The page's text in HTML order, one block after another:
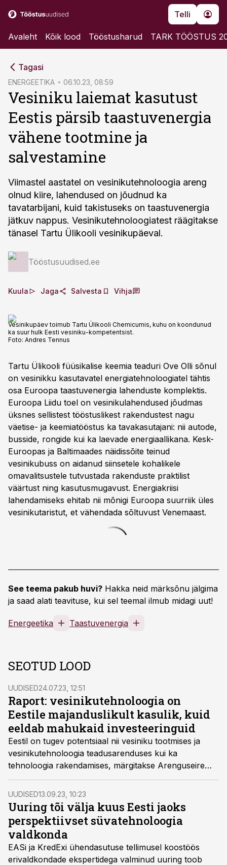
Telli
Avaleht Kõik lood Tööstusharud TARK TÖÖSTUS
Tagasi
ENERGEETIKA 06.10.23, 08:59
Vesiniku laiemat kasutust
Eestis pärsib taastuvenergia
vähene tootmine ja
salvestamine
Viimastel aastatel on vesinikutehnoloogia areng
olnud kiire, lahendused on jõudnud ka
tavatarbijani, kuid takistuseks on taastuvenergia
jätkuv nappus. Vesinikutehnoloogiatest räägitakse
tänasel Tartu Ülikooli vesinikupäeval.
Tööstusuudised.ee
Kuula Jaga Salvesta Vihja
Vesinikupäev toimub Tartu Ülikooli Chemicumis, kuhu on koondunud
ka suur hulk Eesti vesiniku-kompetentsist.
Foto: Andres Tennus
Tartu Ülikooli füüsikalise keemia teaduri Ove Olli sõnul
on vesinikku kasutavatel energiatehnoloogiatel tähtis
osa Euroopa taastuvenergia lahenduste komplektis.
Euroopa Liidu toel on vesinikulahendused jõudmas
üksnes sellistest tööstuslikest rakendustest nagu
väetise- ja keemiatööstus ka tavakasutajani: nii autode,
busside, rongide kui ka laevade energiaallikana. Kesk-
Euroopas ja Baltimaades näidissõite teinud
vesinikubuss on aidanud siinsetele kohalikele
omavalitsustele tutvustada rakenduste praktilist
väärtust ning kasutusmugavust. Energiakriisi
lahendamiseks ehitab nii mõnigi Euroopa suurriik üles
vesinikutaristut, et vähendada sõltuvust Venemaast.
See teema pakub huvi? Hakka neid märksõnu jälgima
ja saad alati teavituse, kui sel teemal ilmub midagi uut!
Energeetika Taastuvenergia
SEOTUD LOOD
UUDISED24.07.23, 12:51
Raport: vesinikutehnoloogia on
Eestile majanduslikult kasulik, kuid
eeldab mahukaid investeeringuid
Eestil on tugev potentsiaal nii vesiniku tootmises ja
vesinikutehnoloogia teadusarenduses kui ka
tehnoloogia rakendamises, märgitakse Arenguseire
Keskuse koostatud lühiraportis “Vesinikutehnoloogia
hetkeseis ja väljavaated”.
UUDISED13.09.23, 10:23
Uuring tõi välja kuus Eesti jaoks
perspektiivset süvatehnoloogia
valdkonda
EASi ja KredExi ühendasutuse tellimusel koostöös
erivaldkondade ekspertidega valminud uuring toob